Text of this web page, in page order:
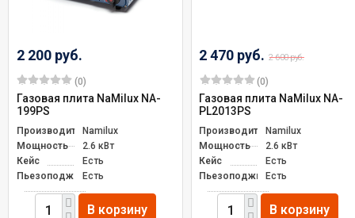
2 200 руб.
(0)
Газовая плита NaMilux NA-
199РS
ПроизводительNamilux
Мощность
2.6 кВт
Кейс
Есть
Пьезоподжиг Есть
В корзину
2 470 руб. 2 600 руб.
(0)
Газовая плита NaMilux NA-
PL2013PS
ПроизводительNamilux
Мощность
2.6 кВт
Кейс
Есть
Пьезоподжиг
Есть
В корзину